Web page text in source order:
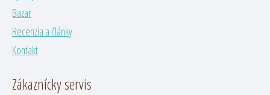
Bazar
Recenzia a články
Kontakt
Zákaznícky servis